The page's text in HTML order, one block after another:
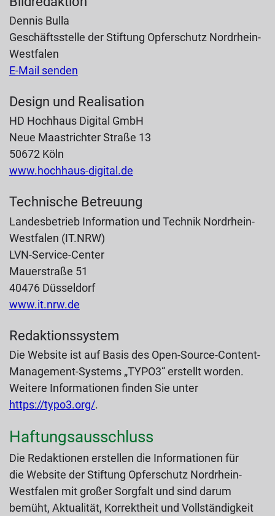
Dennis Bulla
Geschäftsstelle der Stiftung Opferschutz Nordrhein-
Westfalen
E-Mail senden
Design und Realisation
HD Hochhaus Digital GmbH
Neue Maastrichter Straße 13
50672 Köln
www.hochhaus-digital.de
Technische Betreuung
Landesbetrieb Information und Technik Nordrhein-
Westfalen (IT.NRW)
LVN-Service-Center
Mauerstraße 51
40476 Düsseldorf
www.it.nrw.de
Redaktionssystem
Die Website ist auf Basis des Open-Source-Content-
Management-Systems „TYPO3“ erstellt worden.
Weitere Informationen finden Sie unter
https://typo3.org/.
Haftungsausschluss
Die Redaktionen erstellen die Informationen für
die Website der Stiftung Opferschutz Nordrhein-
Westfalen mit großer Sorgfalt und sind darum
bemüht, Aktualität, Korrektheit und Vollständigkeit